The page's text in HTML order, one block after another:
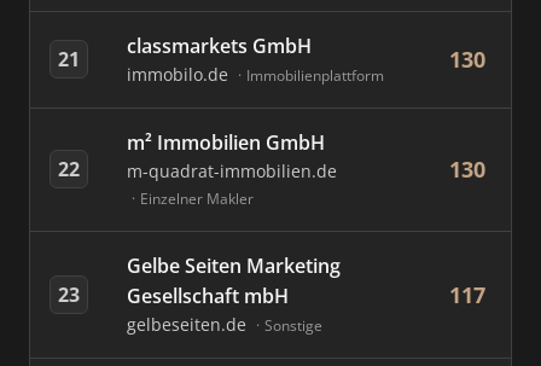
21 classmarkets GmbH
immobilo.de Immobilienplattform
130
22
m² Immobilien GmbH
m-quadrat-immobilien.de
Einzelner Makler
130
23
Gelbe Seiten Marketing
Gesellschaft mbH
gelbeseiten.de Sonstige
117